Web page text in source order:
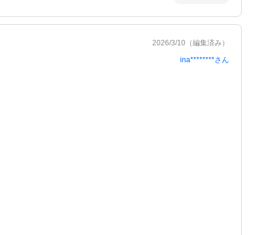
2026/3/10 （編集済み）
ina********さん